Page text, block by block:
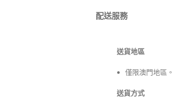
配送服務
送貨地區
僅限澳門地區。
送貨方式